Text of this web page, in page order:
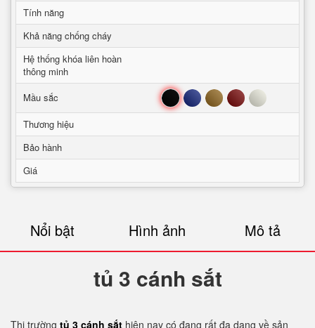
Tính năng
Khả năng chống cháy
Hệ thống khóa liên hoàn
thông minh
Mầu sắc
Đen Xanh Nâu Đỏ Trắng
Thương hiệu
Bảo hành
Giá
Nổi bật Hình ảnh Mô tả
tủ 3 cánh sắt
Thị trường tủ 3 cánh sắt hiện nay có đang rất đa dạng về sản